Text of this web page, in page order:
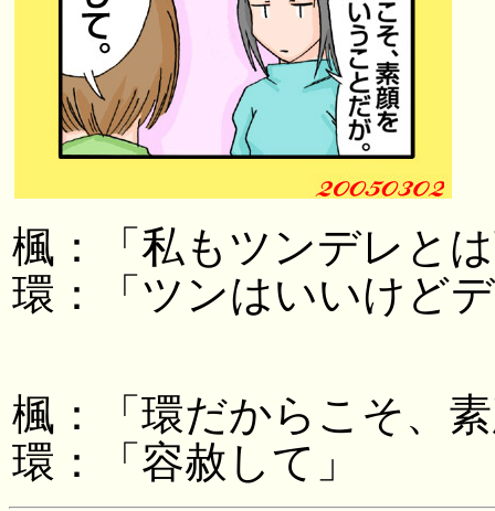
楓：「私もツンデレと
環：「ツンはいいけど
楓：「環だからこそ、
環：「容赦して」